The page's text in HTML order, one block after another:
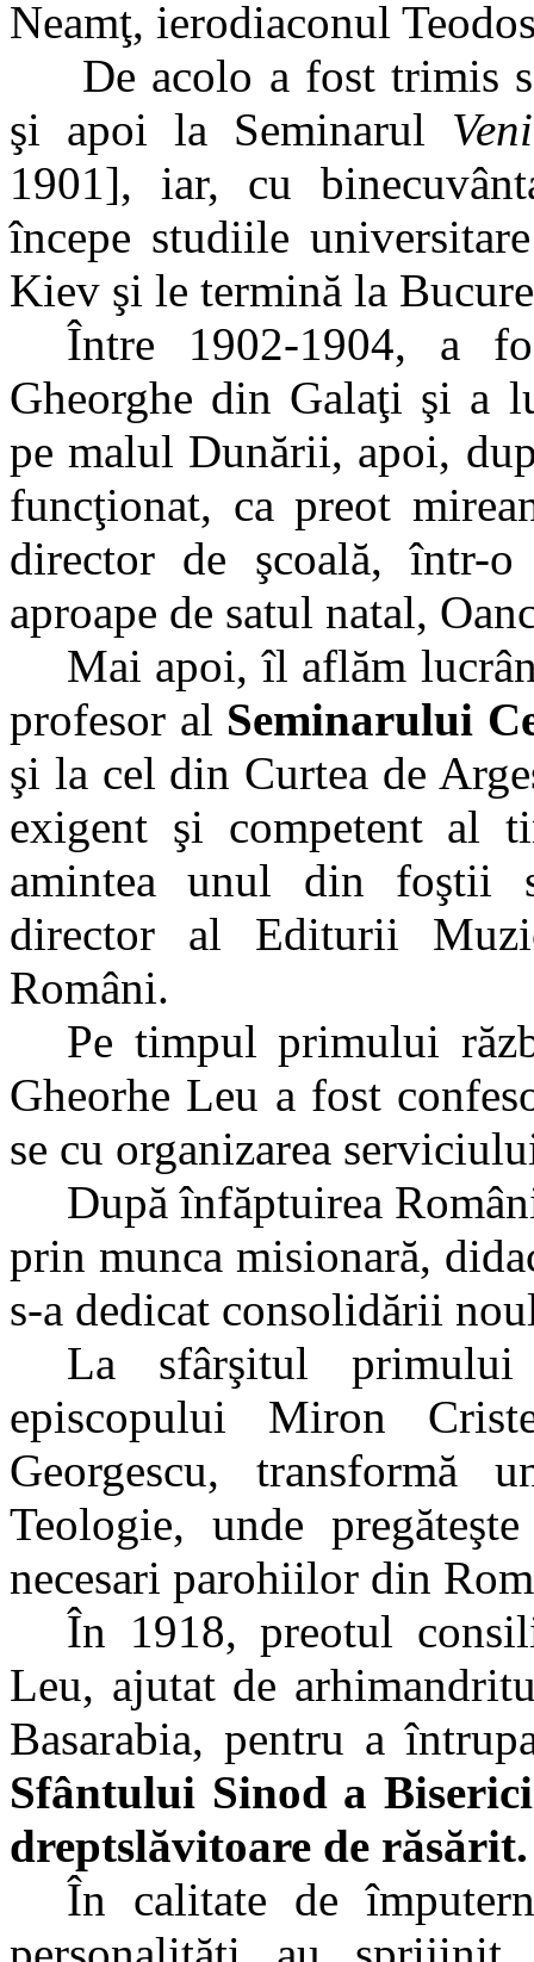
Neamţ, ierodiaconul
De acolo a fost trimis
şi apoi la Seminarul
1901], iar, cu
începe studiile
Kiev şi le termină la
Între 1902-1904, a
Gheorghe din Galaţi şi a
pe malul Dunării, apoi,
funcţionat, ca preot
director de şcoală, într-
aproape de satul natal,
Mai apoi, îl aflăm
profesor al Seminarului
şi la cel din Curtea de
exigent şi competent al
amintea unul din foştii
director al Editurii
Români.
Pe timpul primului
Gheorhe Leu a fost
se cu organizarea
După înfăptuirea
prin munca misionară,
s-a dedicat consolidării
La sfârşitul
episcopului Miron
Georgescu,
Teologie, unde
necesari parohiilor din
În 1918, preotul
Leu, ajutat de
Basarabia, pentru a
Sfântului Sinod a
dreptslăvitoare de răsărit.
În calitate de